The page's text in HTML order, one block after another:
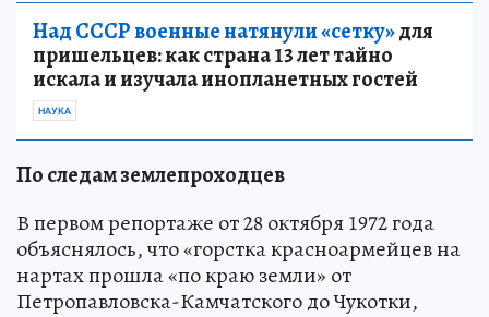
Над СССР военные натянули «сетку»для
пришельцев: как страна 13 лет тайно
искала и изучала инопланетных гостей
НАУКА
По следам землепроходцев
В первом репортаже от 28 октября 1972 года
объяснялось, что «горстка красноармейцев на
нартах прошла «по краю земли» от
Петропавловска-Камчатского до Чукотки,